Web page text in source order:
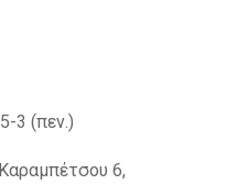
3 (πεν.)
6,